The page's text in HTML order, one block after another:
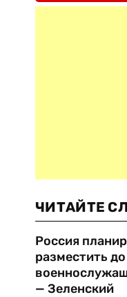
ЧИТАЙТЕ
Россия
разместить
— Зеленский